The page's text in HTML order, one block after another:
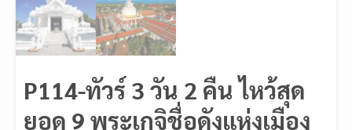
P114-ทัวร์ 3 วัน 2 คืน ไหว้สุด
ยอด 9 พระเกจิชื่อดังแห่งเมือง